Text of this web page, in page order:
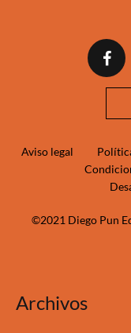
©2021 Diego Pun
Aviso legal
Archivos